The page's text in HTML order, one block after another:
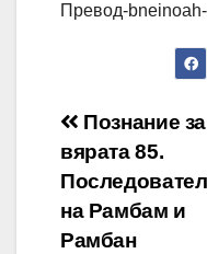
Превод-
Познание за
вярата 85.
на Рамбам и
Рамбан